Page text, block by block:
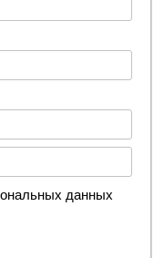
данных